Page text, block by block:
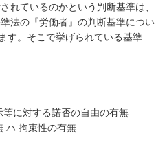
れているのかという判断基準は、
法の『労働者』の判断基準につい
す。そこで挙げられている基準
に対する諾否の自由の有無
ハ 拘束性の有無